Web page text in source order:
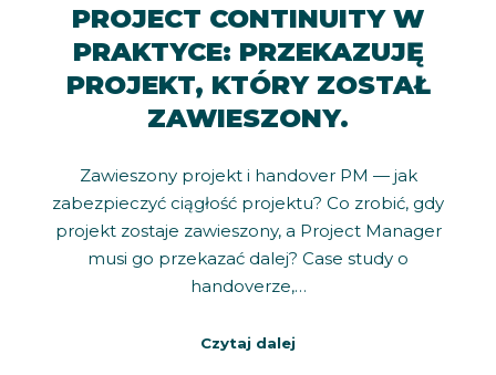
PROJECT CONTINUITY W
PRAKTYCE: PRZEKAZUJĘ
PROJEKT, KTÓRY ZOSTAŁ
ZAWIESZONY.
Zawieszony projekt i handover PM — jak
zabezpieczyć ciągłość projektu? Co zrobić, gdy
projekt zostaje zawieszony, a Project Manager
musi go przekazać dalej? Case study o
handoverze,…
Czytaj dalej